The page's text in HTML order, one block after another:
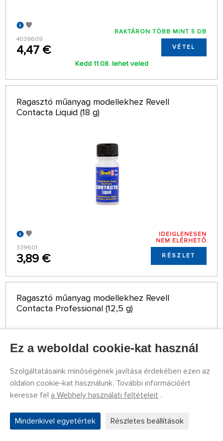
4039609
4,47 €
RAKTÁRON TÖBB MINT 5 DB
VÉTEL
Kedd 11.08. lehet veled
Ragasztó műanyag modellekhez Revell
Contacta Liquid (18 g)
339601
3,89 €
IDEIGLENESEN
NEM ELÉRHETŐ
RÉSZLET
Ragasztó műanyag modellekhez Revell
Contacta Professional (12,5 g)
Ez a weboldal cookie-kat használ
Szolgáltatásaink minőségének javítása érdekében ezen az
oldalon cookie-kat használunk. További információért
keresse fel a Webhely használati feltételeit .
Mindenkivel egyetértek Részletes beállítások